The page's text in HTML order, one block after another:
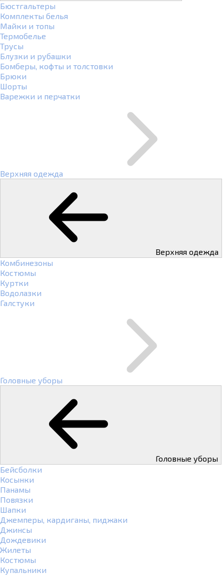
Бюстгальтеры
Комплекты белья
Майки и топы
Термобелье
Трусы
Блузки и рубашки
Бомберы, кофты и толстовки
Брюки
Шорты
Варежки и перчатки
Верхняя одежда
Верхняя одежда
Комбинезоны
Костюмы
Куртки
Водолазки
Галстуки
Головные уборы
Головные уборы
Бейсболки
Косынки
Панамы
Повязки
Шапки
Джемперы, кардиганы, пиджаки
Джинсы
Дождевики
Жилеты
Костюмы
Купальники